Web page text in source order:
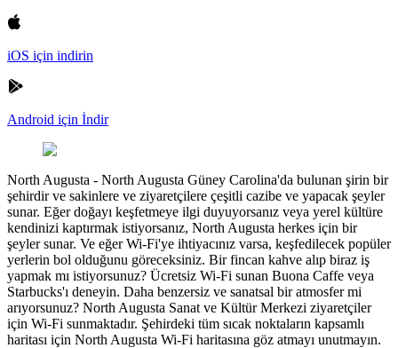
iOS için indirin
Android için İndir
North Augusta - North Augusta Güney Carolina'da bulunan şirin bir
şehirdir ve sakinlere ve ziyaretçilere çeşitli cazibe ve yapacak şeyler
sunar. Eğer doğayı keşfetmeye ilgi duyuyorsanız veya yerel kültüre
kendinizi kaptırmak istiyorsanız, North Augusta herkes için bir
şeyler sunar. Ve eğer Wi-Fi'ye ihtiyacınız varsa, keşfedilecek popüler
yerlerin bol olduğunu göreceksiniz. Bir fincan kahve alıp biraz iş
yapmak mı istiyorsunuz? Ücretsiz Wi-Fi sunan Buona Caffe veya
Starbucks'ı deneyin. Daha benzersiz ve sanatsal bir atmosfer mi
arıyorsunuz? North Augusta Sanat ve Kültür Merkezi ziyaretçiler
için Wi-Fi sunmaktadır. Şehirdeki tüm sıcak noktaların kapsamlı
haritası için North Augusta Wi-Fi haritasına göz atmayı unutmayın.